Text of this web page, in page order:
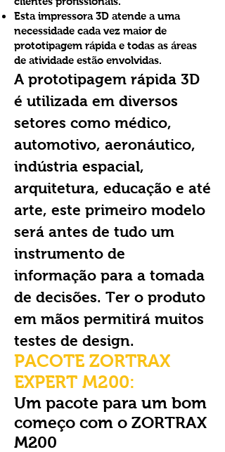
Esta impressora 3D atende a uma
necessidade cada vez maior de
prototipagem rápida e todas as áreas
de atividade estão envolvidas.
A prototipagem rápida 3D
é utilizada em diversos
setores como médico,
automotivo, aeronáutico,
indústria espacial,
arquitetura, educação e até
arte, este primeiro modelo
será antes de tudo um
instrumento de
informação para a tomada
de decisões. Ter o produto
em mãos permitirá muitos
testes de design.
PACOTE ZORTRAX
EXPERT M200:
Um pacote para um bom
começo com o ZORTRAX
M200